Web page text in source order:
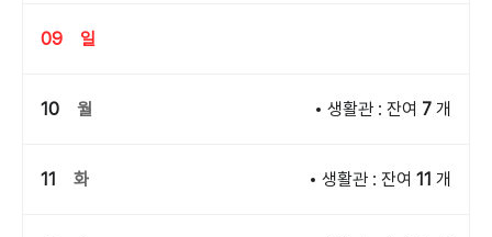
09 일
10 월 생활관 : 잔여 7 개
11 화 생활관 : 잔여 11 개